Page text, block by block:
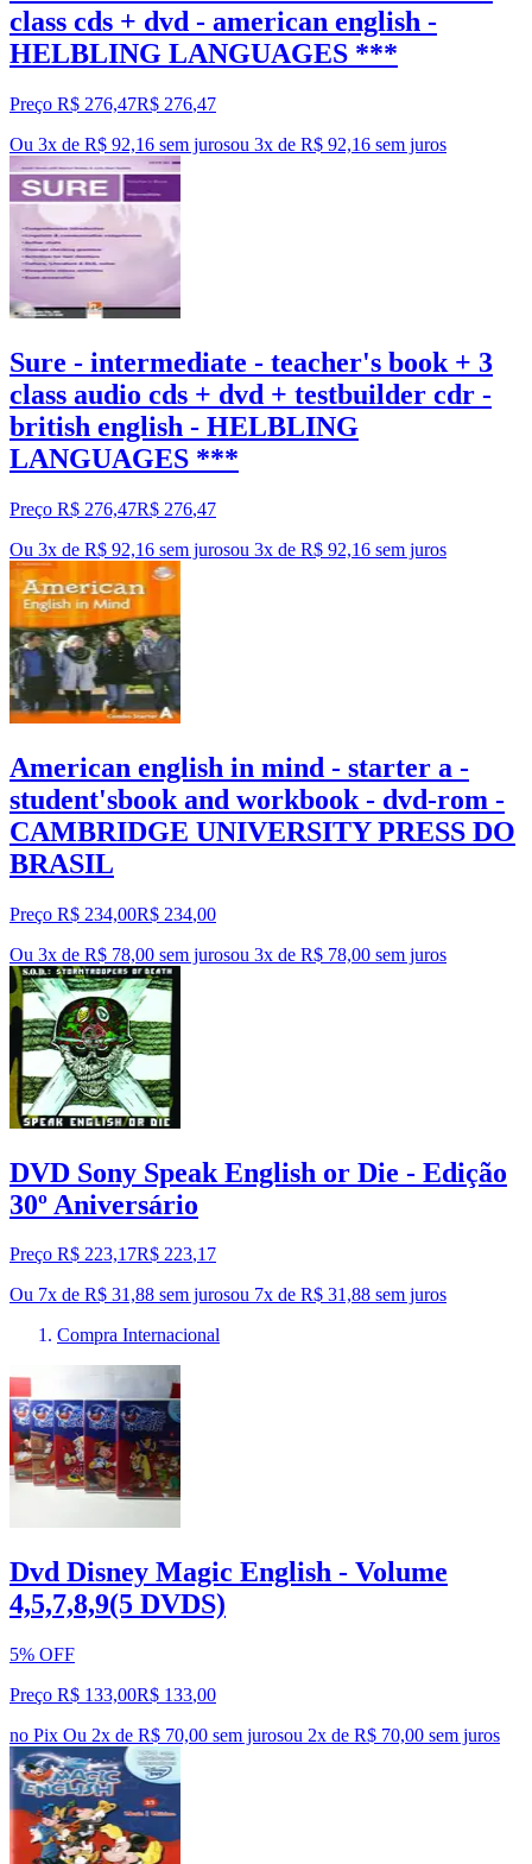
class cds + dvd - american english -
HELBLING LANGUAGES ***
Preço R$ 276,47R$ 276,47
Ou 3x de R$ 92,16 sem jurosou 3x de R$ 92,16 sem juros
Sure - intermediate - teacher's book + 3
class audio cds + dvd + testbuilder cdr -
british english - HELBLING
LANGUAGES ***
Preço R$ 276,47R$ 276,47
Ou 3x de R$ 92,16 sem jurosou 3x de R$ 92,16 sem juros
American english in mind - starter a -
student'sbook and workbook - dvd-rom -
CAMBRIDGE UNIVERSITY PRESS DO
BRASIL
Preço R$ 234,00R$ 234,00
Ou 3x de R$ 78,00 sem jurosou 3x de R$ 78,00 sem juros
DVD Sony Speak English or Die - Edição
30º Aniversário
Preço R$ 223,17R$ 223,17
Ou 7x de R$ 31,88 sem jurosou 7x de R$ 31,88 sem juros
Compra Internacional
Dvd Disney Magic English - Volume
4,5,7,8,9(5 DVDS)
5% OFF
Preço R$ 133,00R$ 133,00
no Pix Ou 2x de R$ 70,00 sem jurosou 2x de R$ 70,00 sem juros